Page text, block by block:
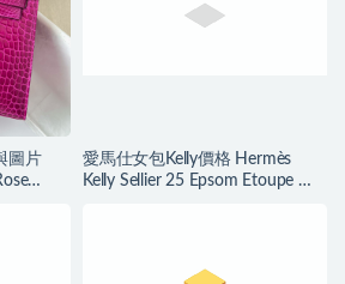
圖片
愛馬仕女包Kelly價格 Hermès
Kelly Sellier 25 Epsom Etoupe 大